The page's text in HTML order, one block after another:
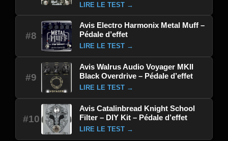
LIRE LE TEST →
#8
Avis Electro Harmonix Metal Muff –
Pédale d’effet
LIRE LE TEST →
#9
Avis Walrus Audio Voyager MKII
Black Overdrive – Pédale d’effet
LIRE LE TEST →
#10
Avis Catalinbread Knight School
Filter – DIY Kit – Pédale d’effet
LIRE LE TEST →